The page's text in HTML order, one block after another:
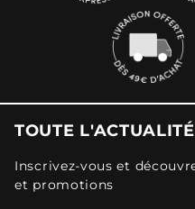
TOUTE
Inscrivez-vous et
et promotions